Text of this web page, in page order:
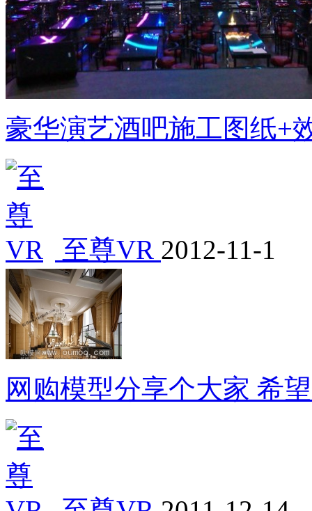
豪华演艺酒吧施工图纸+
至尊VR 2012-11-1
网购模型分享个大家 希